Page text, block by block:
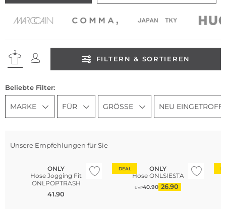
FILTERN & SORTIEREN
Beliebte Filter:
MARKE FÜR GRÖSSE NEU
Unsere Empfehlungen für Sie
Nachhaltig
ONLY
Hose Jogging Fit
ONLPOPTRASH
41.90
DEAL
ONLY
Hose ONLSIESTA
UVP40.90 26.90